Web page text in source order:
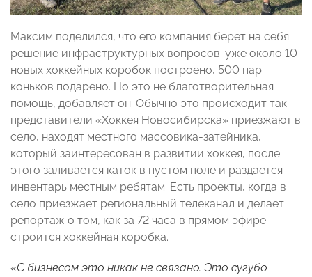
Максим поделился, что его компания берет на себя
решение инфраструктурных вопросов: уже около 10
новых хоккейных коробок построено, 500 пар
коньков подарено. Но это не благотворительная
помощь, добавляет он. Обычно это происходит так:
представители «Хоккея Новосибирска» приезжают в
село, находят местного массовика-затейника,
который заинтересован в развитии хоккея, после
этого заливается каток в пустом поле и раздается
инвентарь местным ребятам. Есть проекты, когда в
село приезжает региональный телеканал и делает
репортаж о том, как за 72 часа в прямом эфире
строится хоккейная коробка.
«С бизнесом это никак не связано. Это сугубо